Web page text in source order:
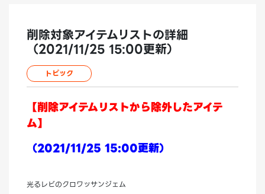
削除対象アイテムリストの詳細
（2021/11/25 15:00更新）
トピック
【削除アイテムリストから除外したアイテ
ム】
（2021/11/25 15:00更新）
光るレビのクロワッサンジェム